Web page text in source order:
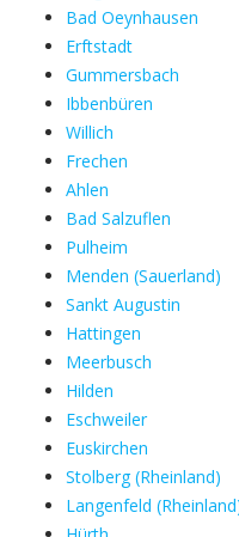
Bad Oeynhausen
Erftstadt
Gummersbach
Ibbenbüren
Willich
Frechen
Ahlen
Bad Salzuflen
Pulheim
Menden (Sauerland)
Sankt Augustin
Hattingen
Meerbusch
Hilden
Eschweiler
Euskirchen
Stolberg (Rheinland)
Langenfeld